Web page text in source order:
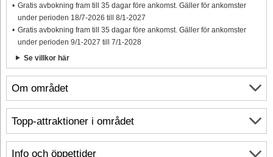
Om området
Info och öppettider
Gratis avbokning fram till 35 dagar före ankomst. Gäller för ankomster
under perioden 18/7-2026 till 8/1-2027
Gratis avbokning fram till 35 dagar före ankomst. Gäller för ankomster
under perioden 9/1-2027 till 7/1-2028
Se villkor här
Topp-attraktioner i området